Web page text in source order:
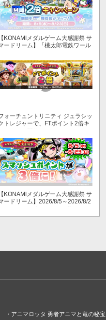
KONAMIメダルゲーム大感謝祭 サ
ードリーム】「桃太郎電鉄ワール
」でマイル獲得数が2倍！
ォーチュントリニティ ジュラシッ
トレジャーで、FTポイント2倍キ
KONAMIメダルゲーム大感謝祭 サ
ードリーム】2026/8/5～2026/8/2
アニマロッタ 勇者アニマと竜の秘宝